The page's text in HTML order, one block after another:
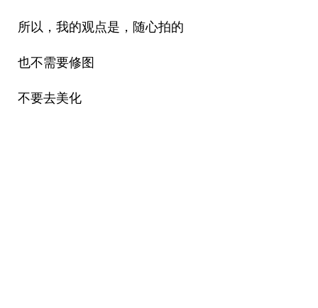
所以，我的观点是，随心拍的
也不需要修图
不要去美化